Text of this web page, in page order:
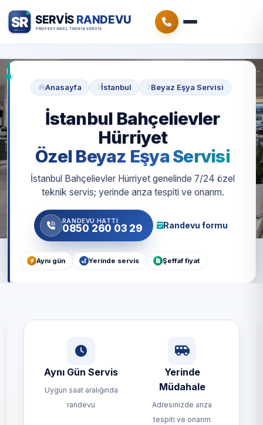
Anasayfa İstanbul Beyaz Eşya Servisi
İstanbul Bahçelievler
Hürriyet
Özel Beyaz Eşya Servisi
İstanbul Bahçelievler Hürriyet genelinde 7/24 özel
teknik servis; yerinde arıza tespiti ve onarım.
RANDEVU HATTI
0850 260 03 29 Randevu formu
Aynı gün Yerinde servis Şeffaf fiyat
Aynı Gün Servis
Uygun saat aralığında
randevu
Yerinde
Müdahale
Adresinizde arıza
tespiti ve onarım